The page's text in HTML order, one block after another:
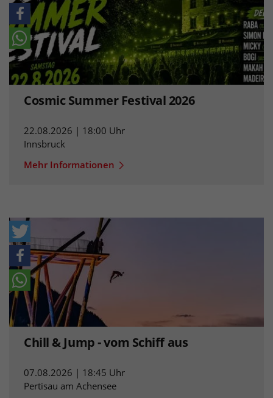
Cosmic Summer Festival 2026
22.08.2026 | 18:00 Uhr
Innsbruck
Mehr Informationen
Chill & Jump - vom Schiff aus
07.08.2026 | 18:45 Uhr
Pertisau am Achensee